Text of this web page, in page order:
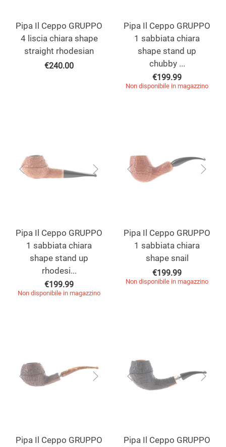
Pipa Il Ceppo GRUPPO
4 liscia chiara shape
straight rhodesian
€240.00
Pipa Il Ceppo GRUPPO
1 sabbiata chiara
shape stand up
chubby ...
€199.99
Non disponibile in magazzino
Pipa Il Ceppo GRUPPO
1 sabbiata chiara
shape stand up
rhodesi...
€199.99
Non disponibile in magazzino
Pipa Il Ceppo GRUPPO
1 sabbiata chiara
shape snail
€199.99
Non disponibile in magazzino
Pipa Il Ceppo GRUPPO
Pipa Il Ceppo GRUPPO